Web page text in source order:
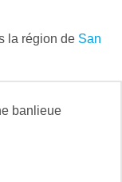
la région de San
banlieue